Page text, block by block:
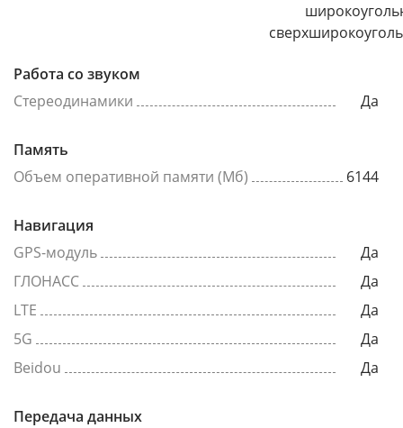
Работа со звуком
Стереодинамики
Да
Память
Объем оперативной памяти (Мб)
6144
Навигация
GPS-модуль
Да
ГЛОНАСС
Да
LTE
Да
5G
Да
Beidou
Да
Передача данных